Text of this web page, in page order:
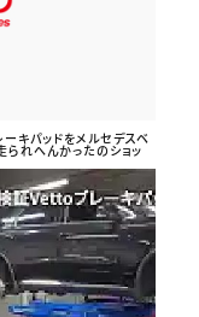
キパッドをメルセデスベ
られへんかったのショッ